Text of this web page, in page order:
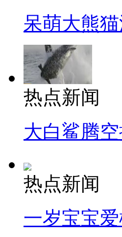
呆萌大熊
热点新闻
大白鲨腾
热点新闻
一岁宝宝